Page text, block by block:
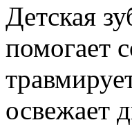
Детская
помогает
освежает